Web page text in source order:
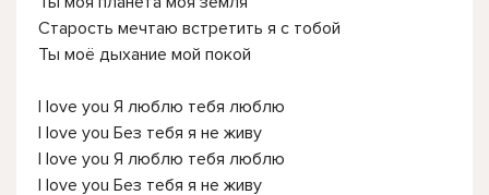
Старость мечтаю встретить я с тобой
Ты моё дыхание мой покой
I love you Я люблю тебя люблю
I love you Без тебя я не живу
I love you Я люблю тебя люблю
I love you Без тебя я не живу